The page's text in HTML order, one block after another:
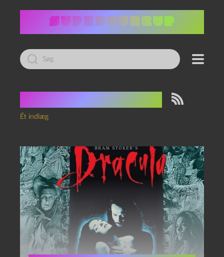
Led
efter:
Ét indlæg